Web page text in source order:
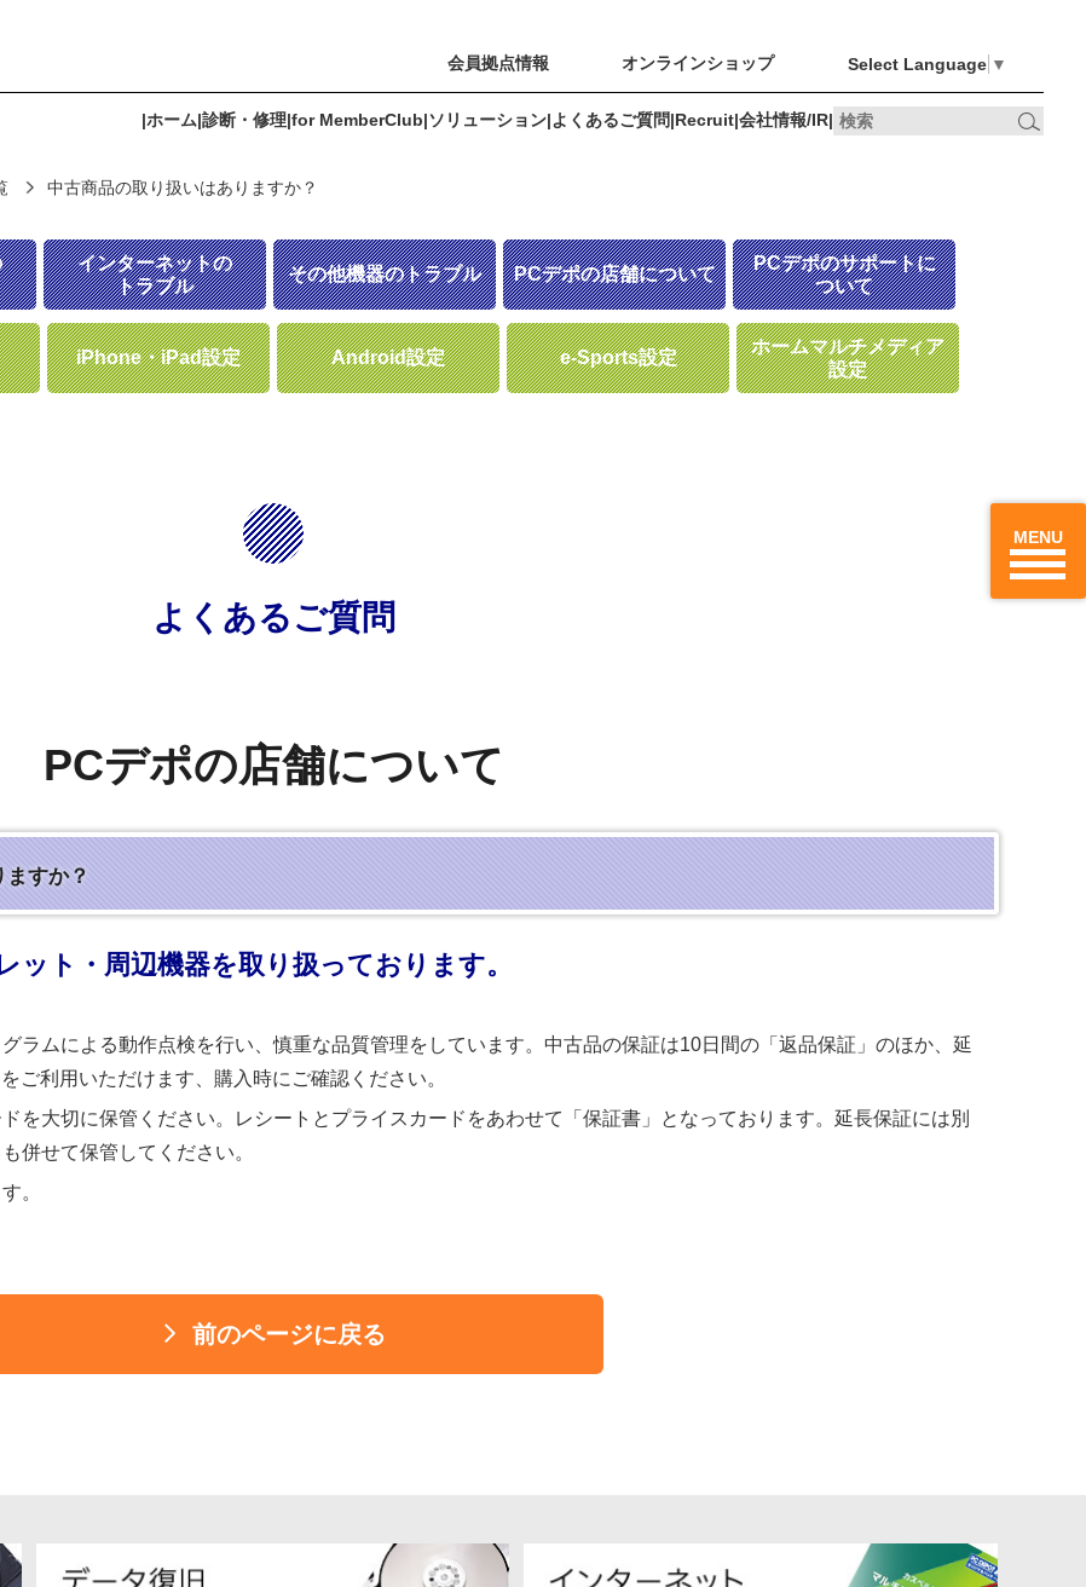
会員拠点情報 オンラインショップ Select Language ▼
|ホーム|診断・修理|for MemberClub|ソリューション|よくあるご質問|Recruit|会社情報/IR|
Member ソリューション
中古商品の取り扱いはありますか？
インターネットの
トラブル
その他機器のトラブル PCデポの店舗について
PCデポのサポートに
ついて
iPhone・iPad設定 Android設定 e-Sports設定
ホームマルチメディア
設定
よくあるご質問
PCデポの店舗について
ますか？
ット・周辺機器を取り扱っております。
ラムによる動作点検を行い、慎重な品質管理をしています。中古品の保証は10日間の「返品保証」のほか、延
ご利用いただけます、購入時にご確認ください。
を大切に保管ください。レシートとプライスカードをあわせて「保証書」となっております。延長保証には別
併せて保管してください。
。
前のページに戻る